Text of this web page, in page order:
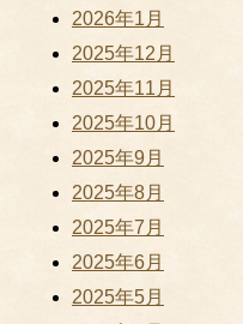
2026年1月
2025年12月
2025年11月
2025年10月
2025年9月
2025年8月
2025年7月
2025年6月
2025年5月